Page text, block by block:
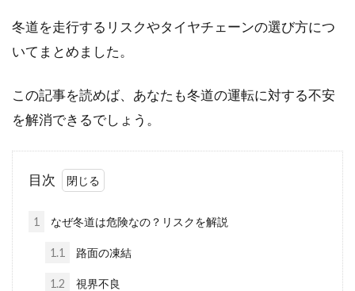
冬道を走行するリスクやタイヤチェーンの選び方につ
いてまとめました。
この記事を読めば、あなたも冬道の運転に対する不安
を解消できるでしょう。
目次
1 なぜ冬道は危険なの？リスクを解説
1.1 路面の凍結
1.2 視界不良